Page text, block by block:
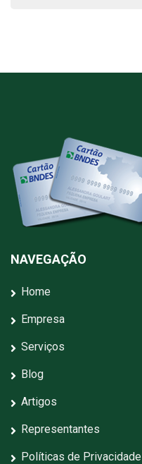
NAVEGAÇÃO
Home
Empresa
Serviços
Blog
Artigos
Representantes
Políticas de Privacidade